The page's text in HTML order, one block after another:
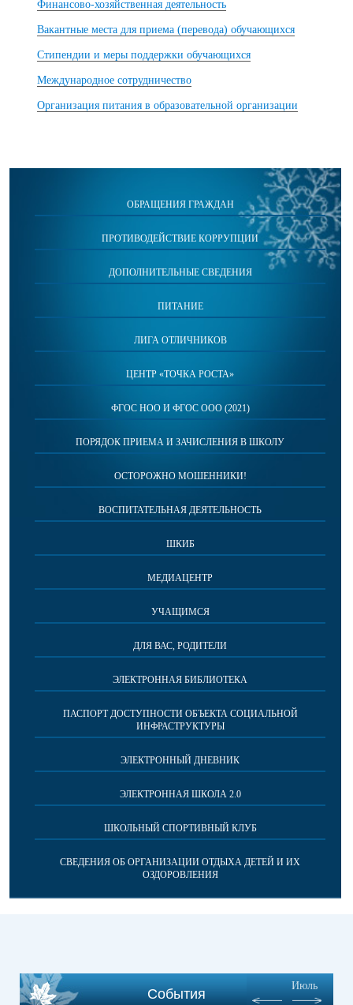
Финансово-хозяйственная деятельность
Вакантные места для приема (перевода) обучающихся
Стипендии и меры поддержки обучающихся
Международное сотрудничество
Организация питания в образовательной организации
ОБРАЩЕНИЯ ГРАЖДАН
ПРОТИВОДЕЙСТВИЕ КОРРУПЦИИ
ДОПОЛНИТЕЛЬНЫЕ СВЕДЕНИЯ
ПИТАНИЕ
ЛИГА ОТЛИЧНИКОВ
ЦЕНТР «ТОЧКА РОСТА»
ФГОС НОО И ФГОС ООО (2021)
ПОРЯДОК ПРИЕМА И ЗАЧИСЛЕНИЯ В ШКОЛУ
ОСТОРОЖНО МОШЕННИКИ!
ВОСПИТАТЕЛЬНАЯ ДЕЯТЕЛЬНОСТЬ
ШКИБ
МЕДИАЦЕНТР
УЧАЩИМСЯ
ДЛЯ ВАС, РОДИТЕЛИ
ЭЛЕКТРОННАЯ БИБЛИОТЕКА
ПАСПОРТ ДОСТУПНОСТИ ОБЪЕКТА СОЦИАЛЬНОЙ
ИНФРАСТРУКТУРЫ
ЭЛЕКТРОННЫЙ ДНЕВНИК
ЭЛЕКТРОННАЯ ШКОЛА 2.0
ШКОЛЬНЫЙ СПОРТИВНЫЙ КЛУБ
СВЕДЕНИЯ ОБ ОРГАНИЗАЦИИ ОТДЫХА ДЕТЕЙ И ИХ
ОЗДОРОВЛЕНИЯ
События
Июль